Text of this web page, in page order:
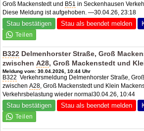
Groß Mackenstedt und B51 in Seckenhausen
Diese Meldung ist aufgehoben. —30.04.26, 23:18
Stau bestätigen Stau als beendet melden
B322 Delmenhorster Straße, Groß
zwischenA28, Groß Mackenstedt und
Meldung vom: 30.04.2026, 10:44 Uhr
B322 Verkehrsmeldung Delmenhorster Straße,
zwischenA28, Groß Mackenstedt und Klein
Verkehrsbelastung wieder normal30.04.26, 10:44
Stau bestätigen Stau als beendet melden